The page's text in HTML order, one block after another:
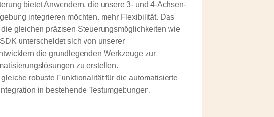
bietet Anwendern, die unsere 3- und 4-Achsen-
integrieren möchten, mehr Flexibilität. Das
gleichen präzisen Steuerungsmöglichkeiten wie
unterscheidet sich von unserer
die grundlegenden Werkzeuge zur
zu erstellen.
robuste Funktionalität für die automatisierte
in bestehende Testumgebungen.